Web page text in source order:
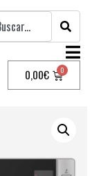
0,00€